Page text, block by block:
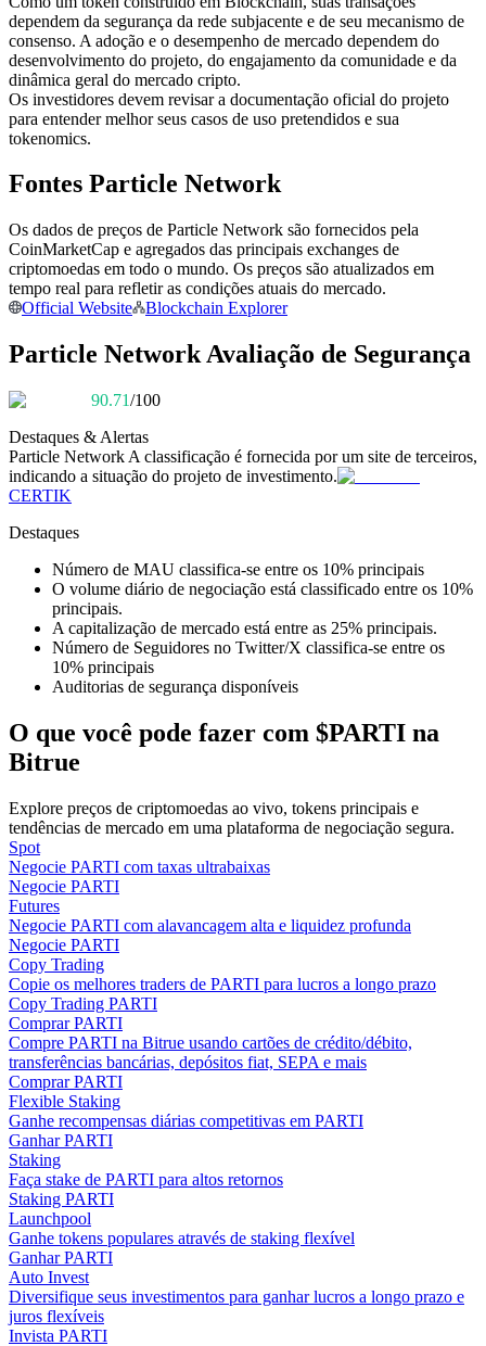
Desfrute da partilha de lucros e comissões de copy trading
Informação
Análise de big data, incluindo informações comerciais, etc.
Guia
Estratégias de negociação
Aprenda como se manter lucrativo
Ganhar
dependem da segurança da rede subjacente e de seu mecanismo de
consenso. A adoção e o desempenho de mercado dependem do
desenvolvimento do projeto, do engajamento da comunidade e da
dinâmica geral do mercado cripto.
Os investidores devem revisar a documentação oficial do projeto
para entender melhor seus casos de uso pretendidos e sua
tokenomics.
Fontes Particle Network
Os dados de preços de Particle Network são fornecidos pela
CoinMarketCap e agregados das principais exchanges de
criptomoedas em todo o mundo. Os preços são atualizados em
tempo real para refletir as condições atuais do mercado.
Official Website
Blockchain Explorer
Particle Network Avaliação de Segurança
90.71/100
Destaques & Alertas
Particle Network A classificação é fornecida por um site de terceiros,
indicando a situação do projeto de investimento.
CERTIK
Destaques
Número de MAU classifica-se entre os 10% principais
O volume diário de negociação está classificado entre os 10%
principais.
A capitalização de mercado está entre as 25% principais.
Número de Seguidores no Twitter/X classifica-se entre os
10% principais
Auditorias de segurança disponíveis
O que você pode fazer com $PARTI na
Bitrue
Explore preços de criptomoedas ao vivo, tokens principais e
tendências de mercado em uma plataforma de negociação segura.
Spot
Negocie PARTI com taxas ultrabaixas
Negocie PARTI
Futures
Negocie PARTI com alavancagem alta e liquidez profunda
Negocie PARTI
Copy Trading
Copie os melhores traders de PARTI para lucros a longo prazo
Copy Trading PARTI
Comprar PARTI
Compre PARTI na Bitrue usando cartões de crédito/débito,
transferências bancárias, depósitos fiat, SEPA e mais
Comprar PARTI
Flexible Staking
Ganhe recompensas diárias competitivas em PARTI
Ganhar PARTI
Staking
Faça stake de PARTI para altos retornos
Staking PARTI
Launchpool
Ganhe tokens populares através de staking flexível
Ganhar PARTI
Auto Invest
Diversifique seus investimentos para ganhar lucros a longo prazo e
juros flexíveis
Invista PARTI